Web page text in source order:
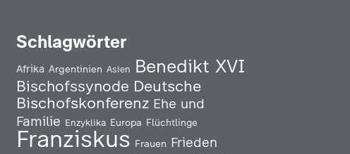
Schlagwörter
Afrika Argentinien Asien Benedikt XVI
Bischofssynode Deutsche
Bischofskonferenz Ehe und
Familie Enzyklika Europa Flüchtlinge
Franziskus Frauen Frieden